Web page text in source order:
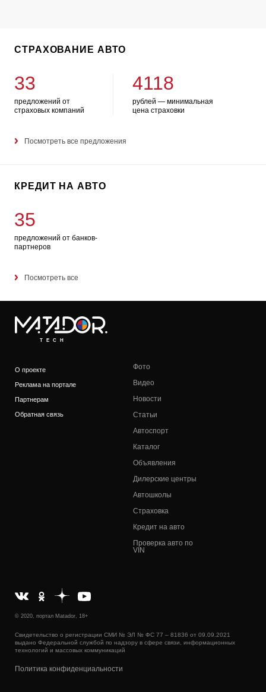
СТРАХОВАНИЕ АВТО
33
предложений от
страховых компаний
4118
рублей — минимальная
цена страховки
Посмотреть все предложения
КРЕДИТ НА АВТО
35
предложений от банков-
партнеров
Посмотреть все
TECH
О проекте
Реклама на портале
Партнерам
Обратная связь
Фото
Видео
Новости
Статьи
Автоспорт
Каталог
Объявления
Дилерские центры
Автошколы
Страховка
Кредит на авто
Проверка авто по
VIN
© 2020, портал Matador, 18+
Свидетельство о регистрации СМИ № ЭЛ № ФС 77 – 81836 от 09.09.2021
выдано Федеральной службой по надзору в сфере связи, информационных
технологий и массовых коммуникаций
Политика конфиденциальности